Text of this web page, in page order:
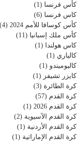
كأس فرنسا (1)
كاس فرنسا (6)
كأس كوسافا للأمم 2024
(4)
كأس ملك إسبانيا (11)
كاس هولندا (1)
كالياري (1)
كاليوميندو (1)
كايزر تشيفز (1)
كرة الطائرة (3)
كرة القدم (57)
كرة القدم 2026
(1)
كرة القدم الآسيوية (2)
كرة القدم الأردنية (1)
كرة القدم الإماراتية (1)